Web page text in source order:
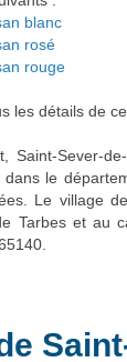
blanc
rosé
rouge
les détails de
Saint-Sever-
le
Le village
Tarbes et au